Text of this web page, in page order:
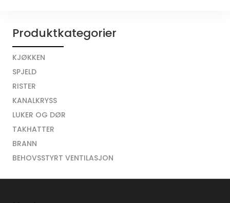
Produktkategorier
KJØKKEN
SPJELD
RISTER
KANALKRYSS
LUKER OG DØR
TAKHATTER
BRANN
BEHOVSSTYRT VENTILASJON